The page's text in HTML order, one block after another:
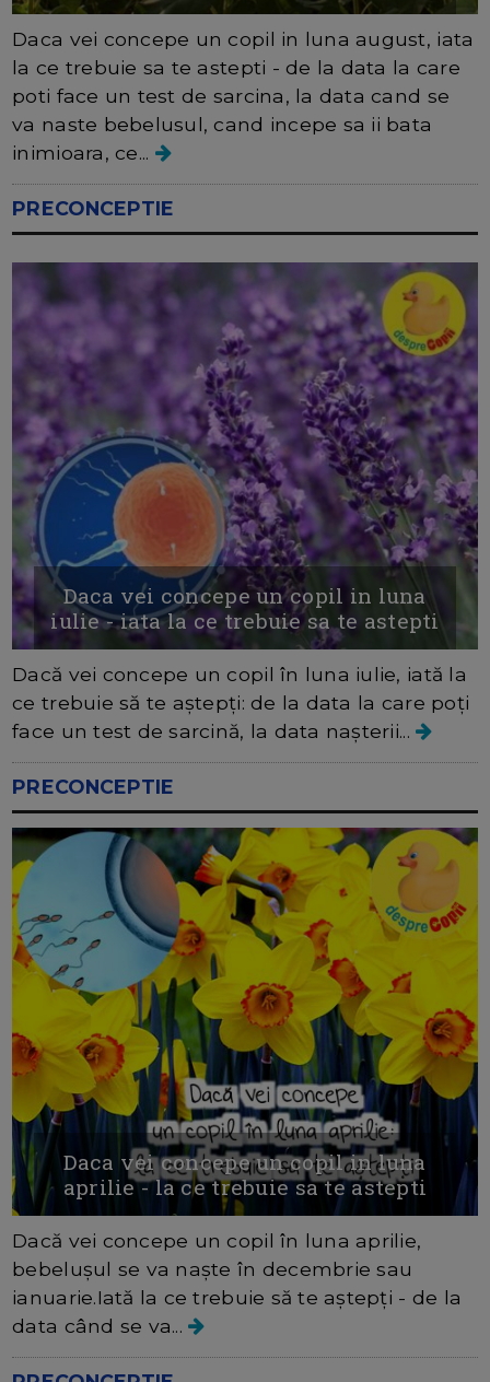
Daca vei concepe un copil in luna august, iata
la ce trebuie sa te astepti - de la data la care
poti face un test de sarcina, la data cand se
va naste bebelusul, cand incepe sa ii bata
inimioara, ce...
PRECONCEPTIE
Daca vei concepe un copil in luna
iulie - iata la ce trebuie sa te astepti
Dacă vei concepe un copil în luna iulie, iată la
ce trebuie să te aștepți: de la data la care poți
face un test de sarcină, la data nașterii...
PRECONCEPTIE
Daca vei concepe un copil in luna
aprilie - la ce trebuie sa te astepti
Dacă vei concepe un copil în luna aprilie,
bebelușul se va naște în decembrie sau
ianuarie.Iată la ce trebuie să te aștepți - de la
data când se va...